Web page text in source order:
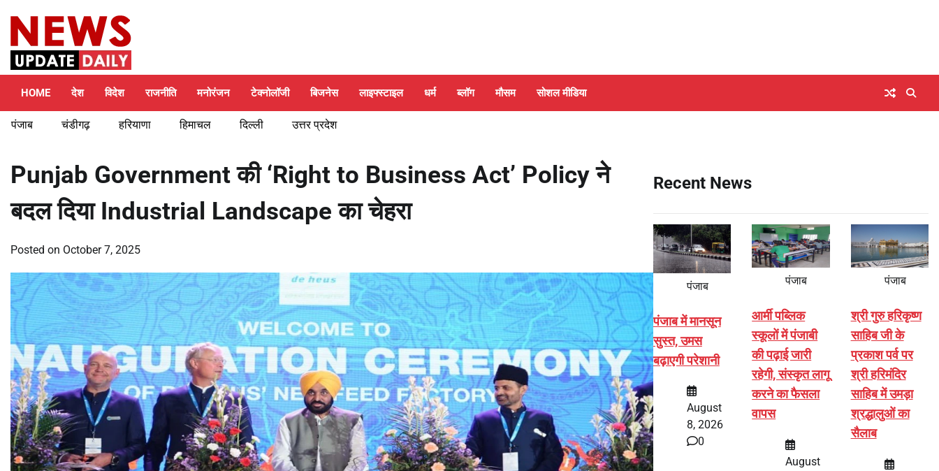
content
HOME देश विदेश राजनीति मनोरंजन टेक्नोलॉजी बिजनेस लाइफ्स्टाइल धर्म ब्लॉग मौसम सोशल मीडिया
पंजाब चंडीगढ़ हरियाणा हिमाचल दिल्ली उत्तर प्रदेश
Punjab Government की ‘Right to Business Act’ Policy ने
बदल दिया Industrial Landscape का चेहरा
Posted on October 7, 2025
Recent News
पंजाब
पंजाब में मानसून
सुस्त, उमस
बढ़ाएगी परेशानी
August
8, 2026
0
पंजाब
आर्मी पब्लिक
स्कूलों में पंजाबी
की पढ़ाई जारी
रहेगी, संस्कृत लागू
करने का फैसला
वापस
August
पंजाब
श्री गुरु हरिकृष्ण
साहिब जी के
प्रकाश पर्व पर
श्री हरिमंदिर
साहिब में उमड़ा
श्रद्धालुओं का
सैलाब